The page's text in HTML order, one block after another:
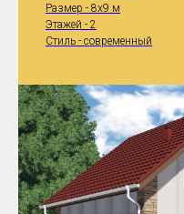
Размер - 8x9 м
Этажей - 2
Стиль - современный